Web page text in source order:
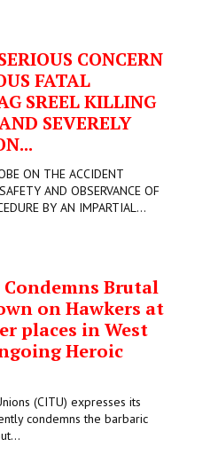
CONCERN
FATAL
SREEL KILLING
SEVERELY
ON THE ACCIDENT
AND OBSERVANCE OF
BY AN IMPARTIAL...
Brutal
on Hawkers at
places in West
Heroic
(CITU) expresses its
condemns the barbaric